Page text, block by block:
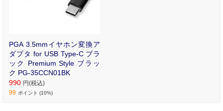
PGA 3.5mmイヤホン変換ア
ダプタ for USB Type-C ブラ
ック Premium Style ブラッ
ク PG-35CCN01BK
990 円(税込)
99 ポイント (10%)